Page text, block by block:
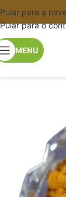
Pular para a
Pular para o
MENU